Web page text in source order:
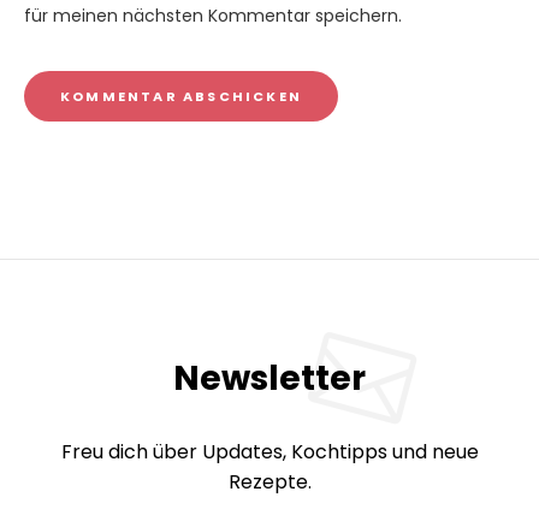
für meinen nächsten Kommentar speichern.
Newsletter
Freu dich über Updates, Kochtipps und neue
Rezepte.